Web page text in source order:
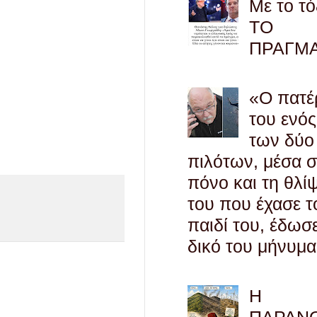
Με το
ΤΟ
«Ο
του
των δύο
πιλότων, μέσα
πόνο και τη
του που έχασε
παιδί του,
δικό του μήνυμα
Η